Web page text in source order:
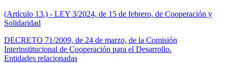
(Artículo 13.) - LEY 3/2024, de 15 de febrero, de Cooperación y
Solidaridad
DECRETO 71/2009, de 24 de marzo, de la Comisión
Interinstitucional de Cooperación para el Desarrollo.
Entidades relacionadas